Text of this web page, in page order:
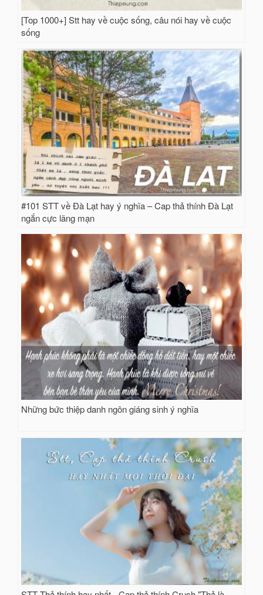
[Top 1000+] Stt hay về cuộc sống, câu nói hay về cuộc
sống
#101 STT về Đà Lạt hay ý nghĩa – Cap thả thính Đà Lạt
ngắn cực lãng mạn
Những bức thiệp danh ngôn giáng sinh ý nghĩa